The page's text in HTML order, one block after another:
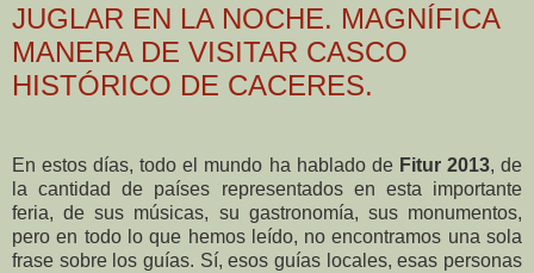
JUGLAR EN LA NOCHE. MAGNÍFICA
MANERA DE VISITAR CASCO
HISTÓRICO DE CACERES.
En estos días, todo el mundo ha hablado de Fitur 2013, de
la cantidad de países representados en esta importante
feria, de sus músicas, su gastronomía, sus monumentos,
pero en todo lo que hemos leído, no encontramos una sola
frase sobre los guías. Sí, esos guías locales, esas personas